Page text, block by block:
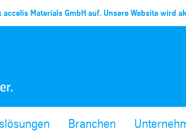
Materials GmbH auf. Unsere Website wird
Branchen